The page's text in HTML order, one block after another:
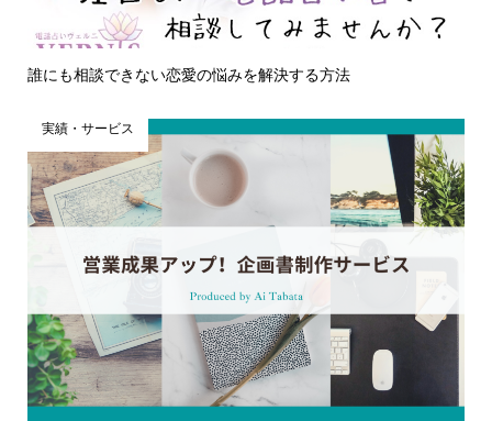
誰にも相談できない恋愛の悩みを解決する方法
実績・サービス